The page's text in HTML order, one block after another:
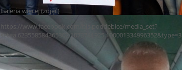
Galeria więcej (zdjęć)
https://www.facebook.com/bis.poddebice/media_set?
set=a.623558584365302.1073741925.100001334996352&type=3